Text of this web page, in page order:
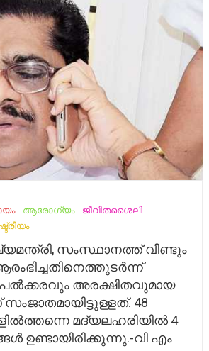
ആരോഗ്യം
ജീവിതശൈലി
സംസ്ഥാനത്ത് വീണ്ടും
അരക്ഷിതവുമായ
48
മദ്യലഹരിയില്‍ 4
ഉണ്ടായിരിക്കുന്നു.-വി എം